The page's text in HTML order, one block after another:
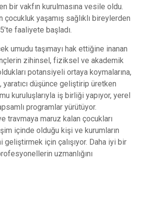
bir vakfın kurulmasına vesile oldu.
yaşamış sağlıklı bireylerden
faaliyete başladı.
umudu taşımayı hak ettiğine inanan
zihinsel, fiziksel ve akademik
potansiyeli ortaya koymalarına,
düşünce geliştirip üretken
kuruluşlarıyla iş birliği yapıyor, yerel
programlar yürütüyor.
travmaya maruz kalan çocukları
içinde olduğu kişi ve kurumların
geliştirmek için çalışıyor. Daha iyi bir
uzmanlığını